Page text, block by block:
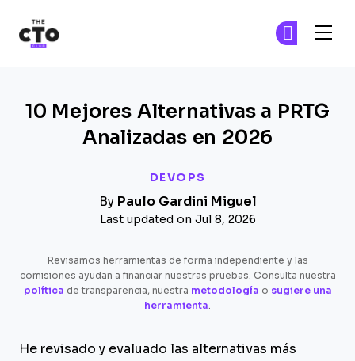
DEVOPS
10 Mejores Alternativas a PRTG
Analizadas en 2026
By Paulo Gardini Miguel
Last updated on Jul 8, 2026
Revisamos herramientas de forma independiente y las
comisiones ayudan a financiar nuestras pruebas. Consulta nuestra
política de transparencia, nuestra metodología o sugiere una
herramienta.
He revisado y evaluado las alternativas más